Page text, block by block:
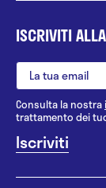
ISCRIVITI
Consulta la nostra
trattamento dei